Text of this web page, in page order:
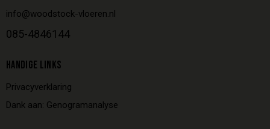
info@woodstock-vloeren.nl
085-4846144
HANDIGE LINKS
Privacyverklaring
Dank aan: Genogramanalyse